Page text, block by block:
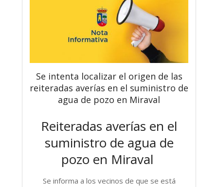
Se intenta localizar el origen de las
reiteradas averías en el suministro de
agua de pozo en Miraval
Reiteradas averías en el
suministro de agua de
pozo en Miraval
Se informa a los vecinos de que se está